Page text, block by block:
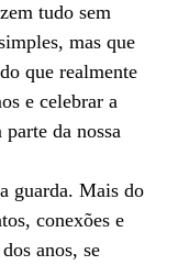
tudo sem
mas que
que realmente
e celebrar a
da nossa
guarda. Mais do
conexões e
anos, se